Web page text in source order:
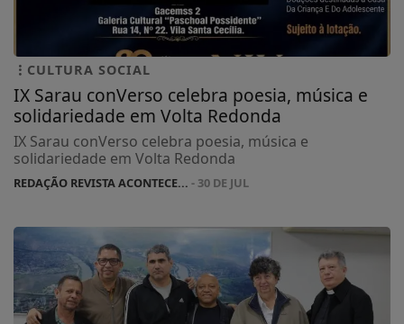
CULTURA SOCIAL
IX Sarau conVerso celebra poesia, música e
solidariedade em Volta Redonda
IX Sarau conVerso celebra poesia, música e
solidariedade em Volta Redonda
REDAÇÃO REVISTA ACONTECE... - 30 DE JUL